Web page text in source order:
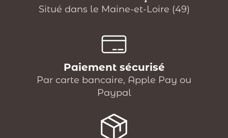
Situé dans le Maine-et-Loire (49)
Paiement sécurisé
Par carte bancaire, Apple Pay ou
Paypal